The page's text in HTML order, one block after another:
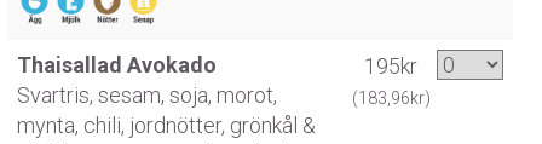
Thaisallad Avokado
Svartris, sesam, soja, morot,
mynta, chili, jordnötter, grönkål &
195kr
(183,96kr)